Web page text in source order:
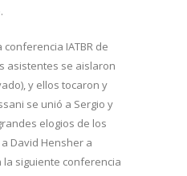
IATBR de
asistentes se aislaron
y ellos tocaron y
se unió a Sergio y
elogios de los
David Hensher a
siguiente conferencia